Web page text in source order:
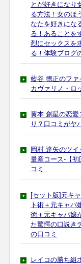
とが好きになり
る方法！女のほ
なたを好きにな
る！あることを
烈にセックスを
る！体験ブログ
藍谷 徳正のフ
カヴァリノ・ロ
黄本 創星の恋
り？口コミがヤ
岡村 達矢のツ
量産コース-【
コミ
[セット版]元キ
ト術＋元キャバ
術＋元キャバ嬢
た驚愕の口説き
の口コミ
レイコの勝ち組